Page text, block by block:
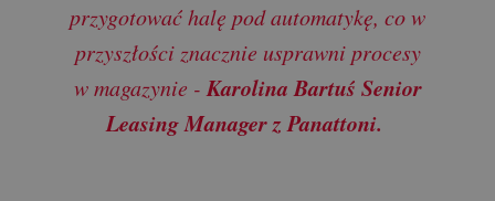
przygotować halę pod automatykę, co w
przyszłości znacznie usprawni procesy
w magazynie - Karolina Bartuś Senior
Leasing Manager z Panattoni.